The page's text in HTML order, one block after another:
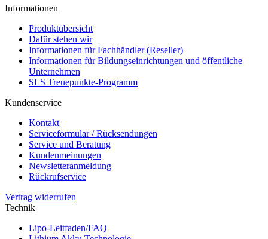
Informationen
Produktübersicht
Dafür stehen wir
Informationen für Fachhändler (Reseller)
Informationen für Bildungseinrichtungen und öffentliche
Unternehmen
SLS Treuepunkte-Programm
Kundenservice
Kontakt
Serviceformular / Rücksendungen
Service und Beratung
Kundenmeinungen
Newsletteranmeldung
Rückrufservice
Vertrag widerrufen
Technik
Lipo-Leitfaden/FAQ